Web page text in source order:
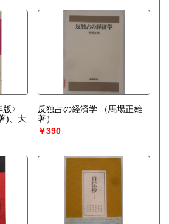
〉
)、大
反独占の経済学
（馬場正雄
著）
￥390